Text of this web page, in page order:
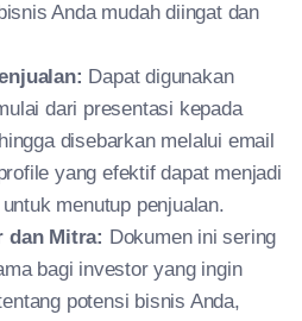
Anda mudah diingat dan
Dapat digunakan
dari presentasi kepada
disebarkan melalui email
yang efektif dapat menjadi
menutup penjualan.
dan Mitra: Dokumen ini sering
bagi investor yang ingin
potensi bisnis Anda,